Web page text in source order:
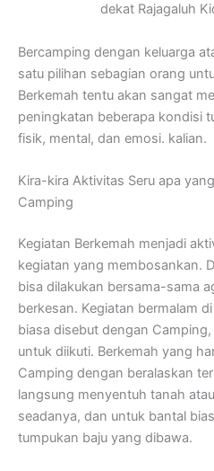
dekat Rajagaluh
Bercamping dengan keluarga
satu pilihan sebagian orang
Berkemah tentu akan sangat
peningkatan beberapa kondisi
fisik, mental, dan emosi. kalian.
Kira-kira Aktivitas Seru apa
Camping
Kegiatan Berkemah menjadi
kegiatan yang membosankan.
bisa dilakukan bersama-sama
berkesan. Kegiatan bermalam
biasa disebut dengan
untuk diikuti. Berkemah yang
Camping dengan beralaskan
langsung menyentuh tanah
seadanya, dan untuk bantal
tumpukan baju yang dibawa.